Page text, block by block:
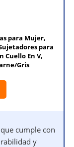
para Mujer,
para
Cuello En V,
Gris
cumple con
y